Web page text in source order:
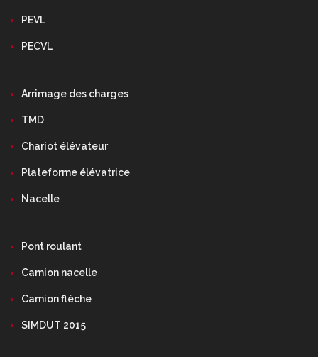
PEVL
PECVL
Arrimage des charges
TMD
Chariot élévateur
Plateforme élévatrice
Nacelle
Pont roulant
Camion nacelle
Camion flèche
SIMDUT 2015